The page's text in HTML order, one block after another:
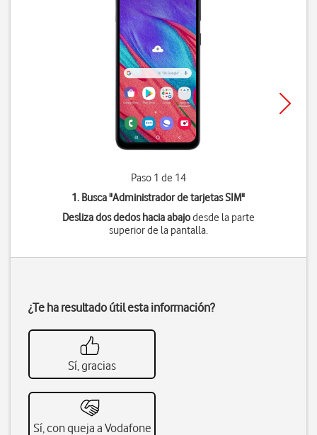
Paso 1 de 14
1. Busca "Administrador de tarjetas SIM"
Desliza dos dedos hacia abajodesde la parte
superior de la pantalla.
¿Te ha resultado útil esta información?
Sí, gracias
Sí, con queja a Vodafone